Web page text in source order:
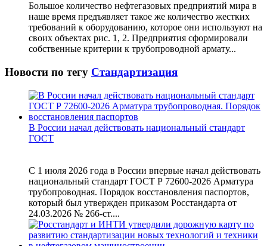
Большое количество нефтегазовых предприятий мира в
наше время предъявляет такое же количество жестких
требований к оборудованию, которое они используют на
своих объектах рис. 1, 2. Предприятия сформировали
собственные критерии к трубопроводной армату...
Новости по тегу Стандартизация
В России начал действовать национальный стандарт
ГОСТ
С 1 июля 2026 года в России впервые начал действовать
национальный стандарт ГОСТ Р 72600-2026 Арматура
трубопроводная. Порядок восстановления паспортов,
который был утвержден приказом Росстандарта от
24.03.2026 № 266-ст....